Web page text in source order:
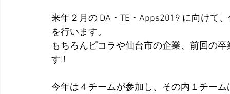
来年２月の DA・TE・Apps2019 に向けて
を行います。
もちろんピコラや仙台市の企業、前回の
す!!
今年は４チームが参加し、その内１チー